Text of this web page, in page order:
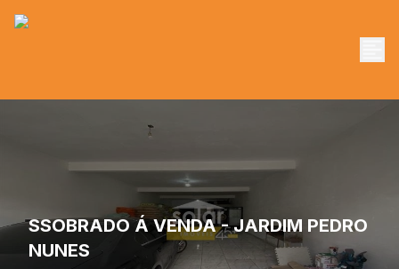
SSOBRADO Á VENDA - JARDIM PEDRO
NUNES